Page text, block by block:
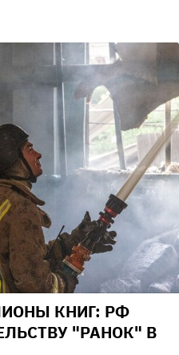
КНИГ: РФ
"РАНОК" В